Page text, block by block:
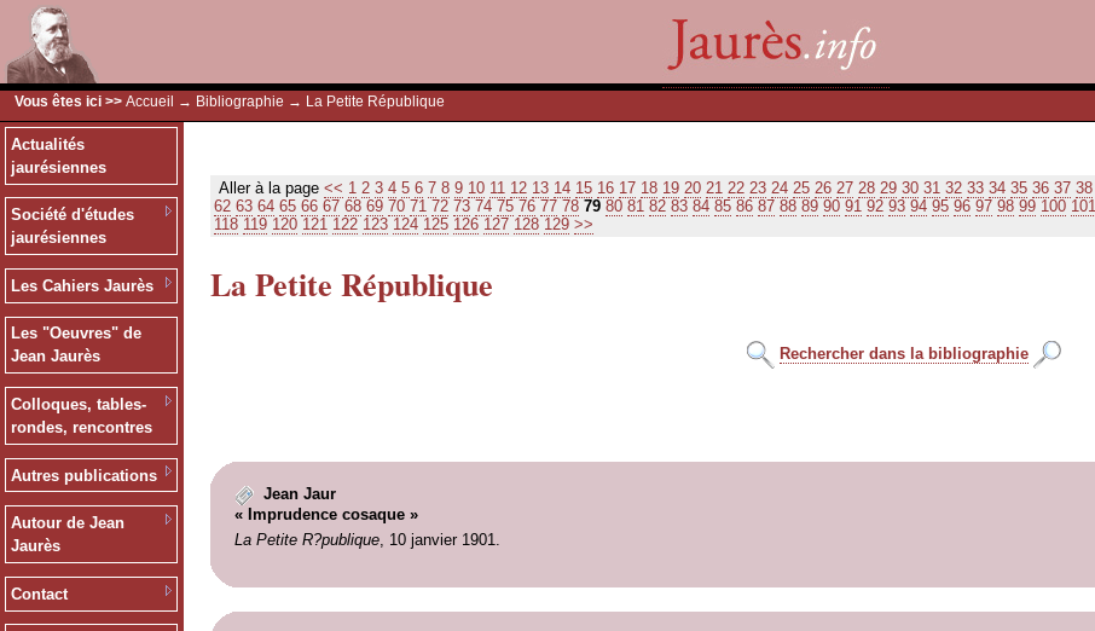
Vous êtes ici >> Accueil → Bibliographie → La Petite République
Actualités
jaurésiennes
Société d'études
jaurésiennes
Les Cahiers Jaurès
Les "Oeuvres" de
Jean Jaurès
Colloques, tables-
rondes, rencontres
Autres publications
Autour de Jean
Jaurès
Contact
Aller à la page << 1 2 3 4 5 6 7 8 9 10 11 12 13 14 15 16 17 18 19 20 21 22 23 24 25 26 27 28 29 30 31 32 33 34 35 36 37 38
62 63 64 65 66 67 68 69 70 71 72 73 74 75 76 77 78 79 80 81 82 83 84 85 86 87 88 89 90 91 92 93 94 95 96 97 98 99 100 101
118 119 120 121 122 123 124 125 126 127 128 129 >>
La Petite République
Rechercher dans la bibliographie
Jean Jaur
« Imprudence cosaque »
La Petite R?publique, 10 janvier 1901.